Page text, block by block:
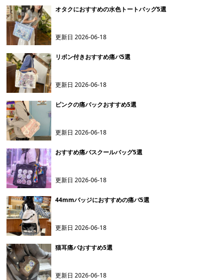
オタクにおすすめの水色トートバッグ5選
更新日2026-06-18
リボン付きおすすめ痛バ5選
更新日2026-06-18
ピンクの痛バックおすすめ5選
更新日2026-06-18
おすすめ痛バスクールバッグ5選
更新日2026-06-18
44mmバッジにおすすめの痛バ5選
更新日2026-06-18
猫耳痛バおすすめ5選
更新日2026-06-18